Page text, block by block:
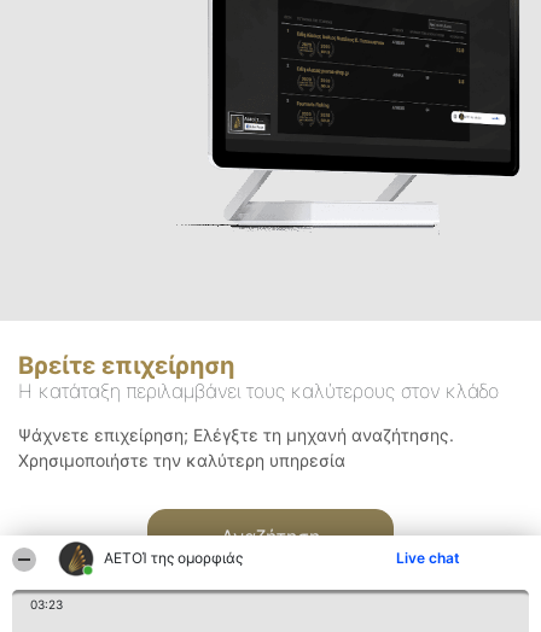
ΑΕΤΟΊ της ομορφιάς Live chat
03:23
Βρείτε επιχείρηση
Η κατάταξη περιλαμβάνει τους καλύτερους στον κλάδο
Ψάχνετε επιχείρηση; Ελέγξτε τη μηχανή αναζήτησης.
Χρησιμοποιήστε την καλύτερη υπηρεσία
Αναζήτηση